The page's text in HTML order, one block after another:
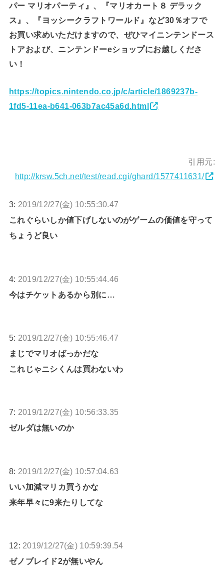
パー マリオパーティ』、『マリオカート８ デラック
ス』、『ヨッシークラフトワールド』など30％オフで
お買い求めいただけますので、ぜひマイニンテンドース
トアおよび、ニンテンドーeショップにお越しくださ
い！
https://topics.nintendo.co.jp/c/article/1869237b-
1fd5-11ea-b641-063b7ac45a6d.html
引用元:
http://krsw.5ch.net/test/read.cgi/ghard/1577411631/
3: 2019/12/27(金) 10:55:30.47
これぐらいしか値下げしないのがゲームの価値を守って
ちょうど良い
4: 2019/12/27(金) 10:55:44.46
今はチケットあるから別に…
5: 2019/12/27(金) 10:55:46.47
まじでマリオばっかだな
これじゃニシくんは買わないわ
7: 2019/12/27(金) 10:56:33.35
ゼルダは無いのか
8: 2019/12/27(金) 10:57:04.63
いい加減マリカ買うかな
来年早々に9来たりしてな
12: 2019/12/27(金) 10:59:39.54
ゼノブレイド2が無いやん